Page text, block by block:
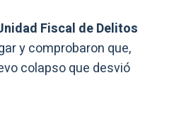
Fiscal de Delitos
y comprobaron que,
colapso que desvió